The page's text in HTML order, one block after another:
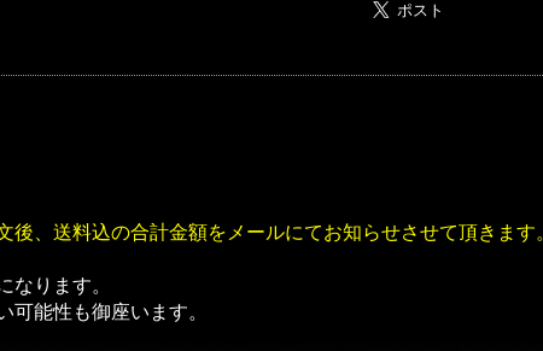
、送料込の合計金額をメールにてお知らせさせて頂きます。
ります。
能性も御座います。